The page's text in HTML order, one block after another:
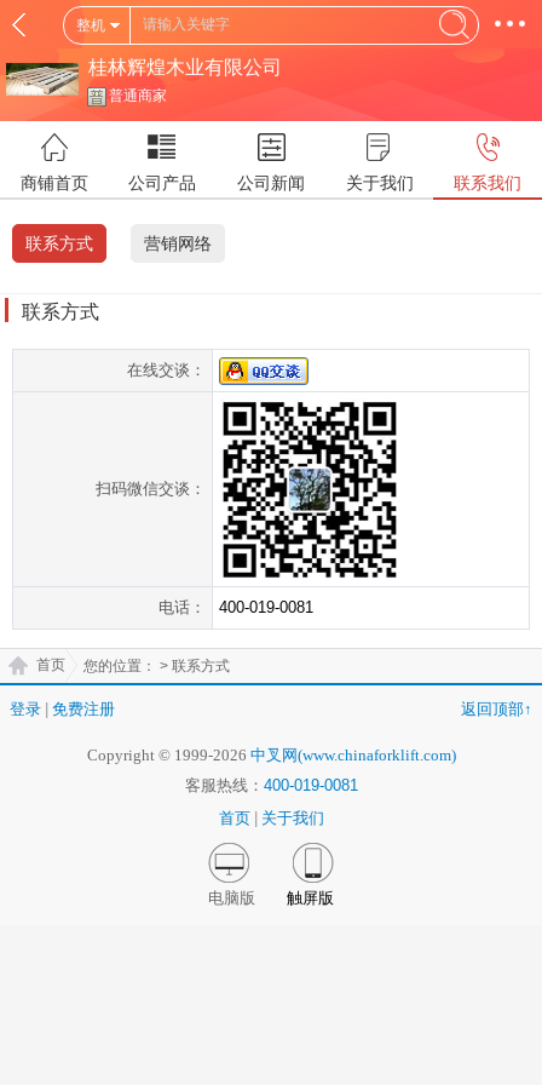
整机
桂林辉煌木业有限公司
普通商家
商铺首页 公司产品 公司新闻 关于我们 联系我们
联系方式 营销网络
联系方式
在线交谈：
扫码微信交谈：
电话： 400-019-0081
您的位置：
首页 > 联系方式
登录 免费注册 返回顶部↑
Copyright © 1999-2026 中叉网(www.chinaforklift.com)
客服热线： 400-019-0081
首页
关于我们
电脑版 触屏版